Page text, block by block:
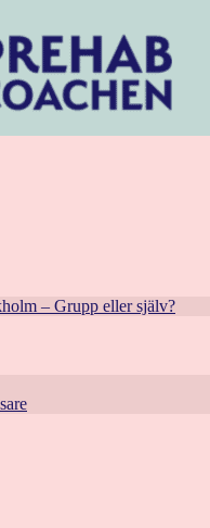
– Grupp eller själv?